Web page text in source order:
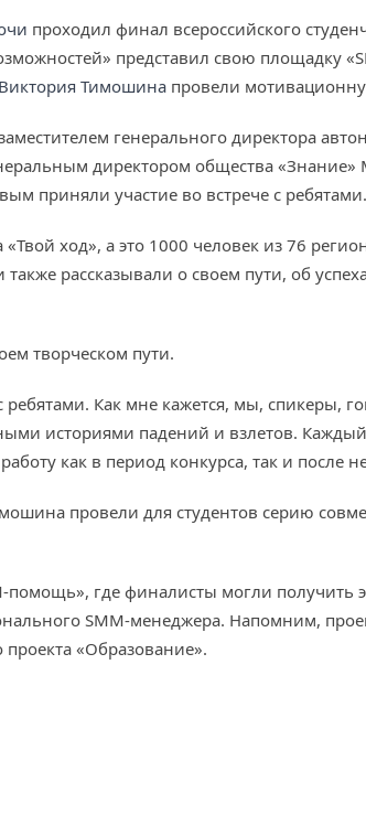
проходил финал всероссийского
представил свою площадку
Виктория Тимошина провели
генерального директора
директором общества
приняли участие во встрече с ребятами.
ход», а это 1000 человек из 76
рассказывали о своем пути, об
творческом пути.
ребятами. Как мне кажется, мы,
историями падений и взлетов. Каждый
как в период конкурса, так и после
провели для студентов серию
где финалисты могли получить
SMM-менеджера. Напомним,
«Образование».